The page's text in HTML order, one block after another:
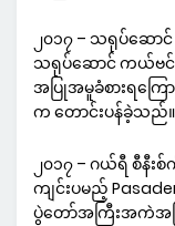
၂၀၁၇ – သရုပ်ဆ
သရုပ်ဆောင် ကယ်ဗင်
အပြုအမူခံစားရကြေ
က တောင်းပန်ခဲ့သည်။
၂၀၁၇ – ဂယ်ရီ စီနီ
ကျင်းပမည့်
ပွဲတော်အကြီးအကဲအဖ